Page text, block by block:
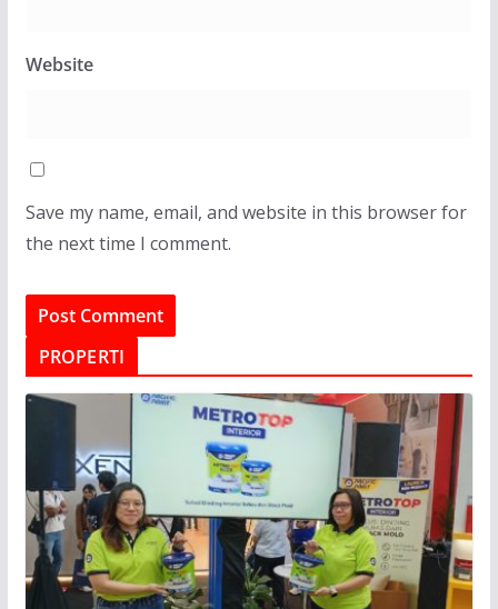
Website
Save my name, email, and website in this browser for
the next time I comment.
PROPERTI